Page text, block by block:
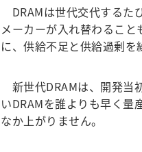
DRAMは世代交代するた
メーカーが入れ替わるこ
に、供給不足と供給過剰を
新世代DRAMは、開発当
いDRAMを誰よりも早く
なか上がりません。